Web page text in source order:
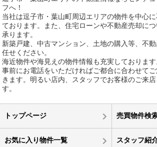
フへ！
当社は逗子市・葉山町周辺エリアの物件を中心
ております。また、住宅ローンや不動産売却に
承ります。
新築戸建、中古マンション、土地の購入等、不
任せください。
海近物件や海見えの物件情報も充実しております
事前にお電話をいただければご都合に合わせて
きます。明るい店内、スタッフでお客様のご来
す。
トップページ 売買物件検
お気に入り物件一覧 スタッフ紹